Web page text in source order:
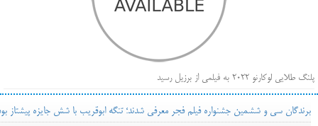
پلنگ طلایی لوکارنو ۲۰۲۲ به فیلمی از برزیل رسید
فهرست فیلم‌های بخش مسابقه جشنواره فیلم ونیز ۲۰۲۲ مشخص شد، سهم پررنگ ایرانی‌ها
بیرون راندن فیلم‌های منتسب به حامیان کرملین از جشنواره کن، راه برای مستقل‌ها باز است
برندگان سی و ششمین جشنواره فیلم فجر معرفی شدند؛ تنگه ابوقریب با شش جایزه پیشتاز